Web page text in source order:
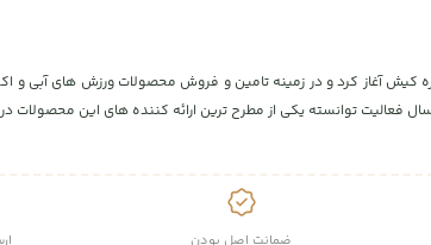
افتتاح پارک کیبل اسکی، در جزیره کیش آغاز کرد و در زمینه تامین و فروش
توانسته یکی از مطرح ترین ارائه کننده های این محصولات
ضمانت اصل بودن